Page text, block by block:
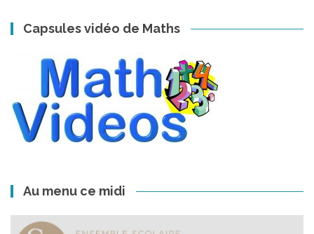
Capsules vidéo de Maths
Au menu ce midi